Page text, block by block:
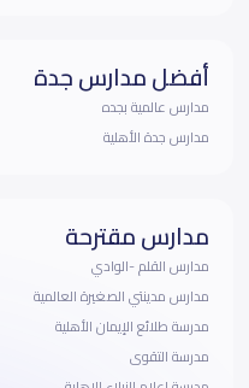
أفضل مدارس جدة
مدارس عالمية بجده
مدارس جدة الأهلية
مدارس مقترحة
مدارس القلم -الوادي
مدارس مدينتي الصغيرة العالمية
مدرسة طلائع الإيمان الأهلية
مدرسة التقوى